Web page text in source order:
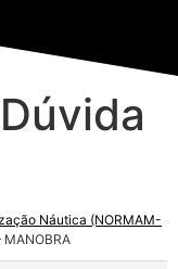
Náutica (NORMAM-
MANOBRA